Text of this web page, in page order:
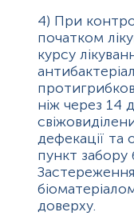
4) При
початком
курсу
ніж через 14
дефекації та
пункт забору
доверху.